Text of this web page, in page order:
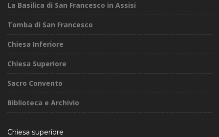
La Basilica di San Francesco in Assisi
Tomba di San Francesco
Chiesa Inferiore
Chiesa Superiore
Sacro Convento
Biblioteca e Archivio
Chiesa superiore